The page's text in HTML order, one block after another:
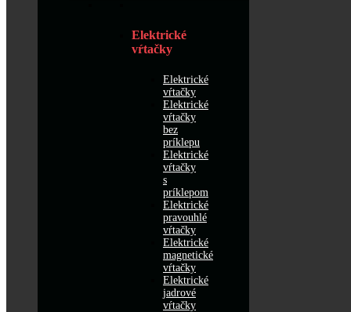
Elektrické
vŕtačky
Elektrické
vŕtačky
Elektrické
vŕtačky
bez
príklepu
Elektrické
vŕtačky
s
príklepom
Elektrické
pravouhlé
vŕtačky
Elektrické
magnetické
vŕtačky
Elektrické
jadrové
vŕtačky